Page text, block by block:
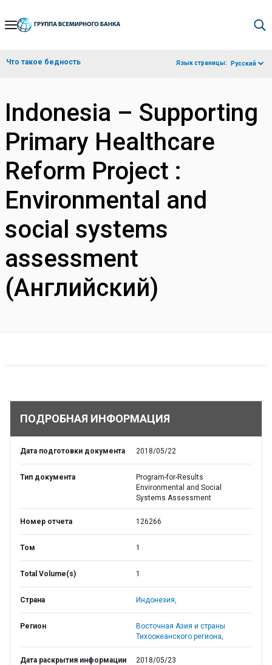
Skip
Navigation
Что такое бедность Язык страницы: Русский
Indonesia – Supporting
Primary Healthcare
Reform Project :
Environmental and
social systems
assessment
(Английский)
ПОДРОБНАЯ ИНФОРМАЦИЯ
Дата подготовки документа 2018/05/22
Тип документа
Program-for-Results
Environmental and Social
Systems Assessment
Номер отчета 126266
Том 1
Total Volume(s) 1
Страна Индонезия,
Регион
Восточная Азия и страны
Тихоокеанского региона,
Дата раскрытия информации 2018/05/23